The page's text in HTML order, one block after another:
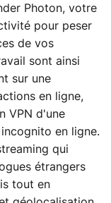
Photon, votre
pour peser
de vos
sont ainsi
sur une
en ligne,
VPN d'une
en ligne.
qui
étrangers
tout en